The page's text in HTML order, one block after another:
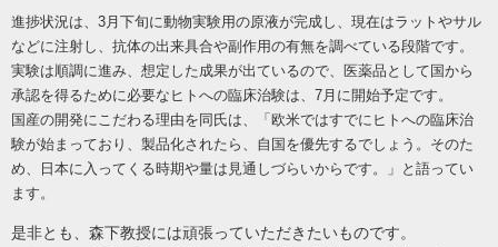
進捗状況は、3月下旬に動物実験用の原液が完成し、現在はラットやサル
などに注射し、抗体の出来具合や副作用の有無を調べている段階です。
実験は順調に進み、想定した成果が出ているので、医薬品として国から
承認を得るために必要なヒトへの臨床治験は、7月に開始予定です。
国産の開発にこだわる理由を同氏は、「欧米ではすでにヒトへの臨床治
験が始まっており、製品化されたら、自国を優先するでしょう。そのた
め、日本に入ってくる時期や量は見通しづらいからです。」と語ってい
ます。
是非とも、森下教授には頑張っていただきたいものです。